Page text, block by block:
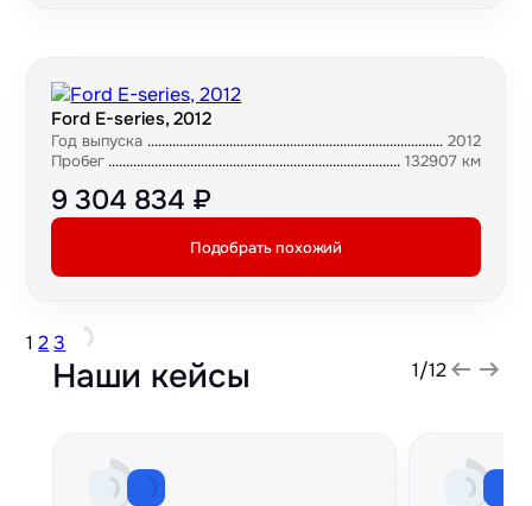
Ford E-series, 2012
Год выпуска
2012
Пробег
132907 км
9 304 834 ₽
Подобрать похожий
1 2 3
Наши кейсы 1/12